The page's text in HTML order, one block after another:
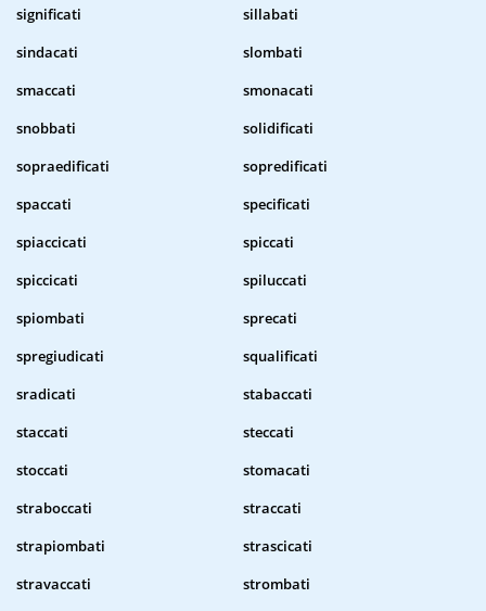
significati
sillabati
sindacati
slombati
smaccati
smonacati
snobbati
solidificati
sopraedificati
sopredificati
spaccati
specificati
spiaccicati
spiccati
spiccicati
spiluccati
spiombati
sprecati
spregiudicati
squalificati
sradicati
stabaccati
staccati
steccati
stoccati
stomacati
straboccati
straccati
strapiombati
strascicati
stravaccati
strombati